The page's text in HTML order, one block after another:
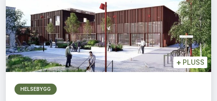
+ PLUSS
HELSEBYGG